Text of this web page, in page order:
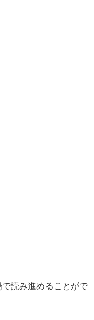
読み進めることがで